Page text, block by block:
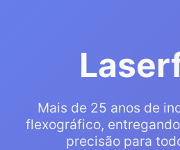
Mais de 25 anos de
flexográfico,
precisão para